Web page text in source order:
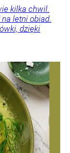
kilka chwil.
letni obiad.
dzięki